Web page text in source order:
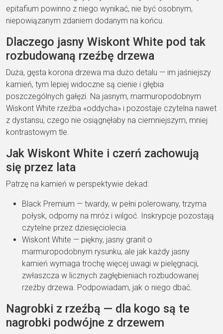
epitafium powinno z niego wynikać, nie być osobnym,
niepowiązanym zdaniem dodanym na końcu.
Dlaczego jasny Wiskont White pod tak
rozbudowaną rzeźbę drzewa
Duża, gęsta korona drzewa ma dużo detalu — im jaśniejszy
kamień, tym lepiej widoczne są cienie i głębia
poszczególnych gałęzi. Na jasnym, marmuropodobnym
Wiskont White rzeźba «oddycha» i pozostaje czytelna nawet
z dystansu, czego nie osiągnęłaby na ciemniejszym, mniej
kontrastowym tle.
Jak Wiskont White i czerń zachowują
się przez lata
Patrzę na kamień w perspektywie dekad:
Black Premium — twardy, w pełni polerowany, trzyma
połysk, odporny na mróz i wilgoć. Inskrypcje pozostają
czytelne przez dziesięciolecia.
Wiskont White — piękny, jasny granit o
marmuropodobnym rysunku, ale jak każdy jasny
kamień wymaga trochę więcej uwagi w pielęgnacji,
zwłaszcza w licznych zagłębieniach rozbudowanej
rzeźby drzewa. Podpowiadam, jak o niego dbać.
Nagrobki z rzeźbą — dla kogo są te
nagrobki podwójne z drzewem